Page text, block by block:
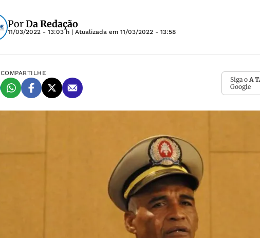
PorDa Redação
11/03/2022 - 13:03 h | Atualizada em 11/03/2022 - 13:58
COMPARTILHE
Siga o A
Google